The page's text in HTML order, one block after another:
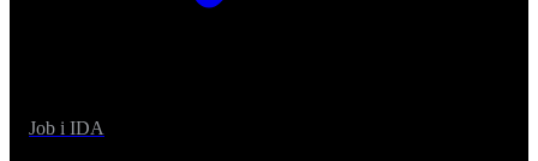
Job i IDA